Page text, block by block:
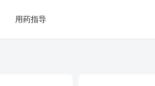
用药指导